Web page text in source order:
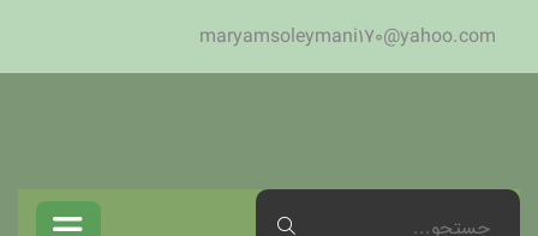
maryamsoleymani170@yahoo.com